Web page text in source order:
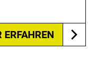
ERFAHREN